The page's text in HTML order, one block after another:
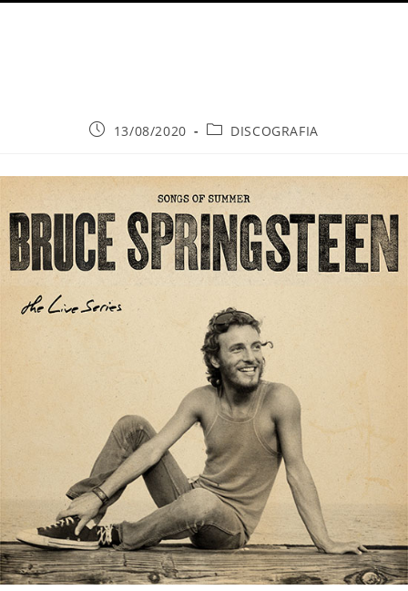
Publicación
entrada:
13/08/2020
Categoría
entrada:
DISCOGRAFIA